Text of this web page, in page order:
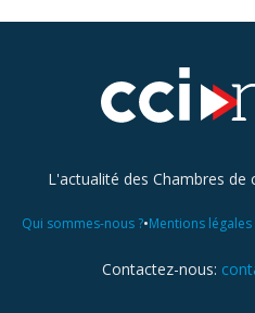
L'actualité des Chambres
Qui sommes-nous ?•Mentions légales
Contactez-nous: